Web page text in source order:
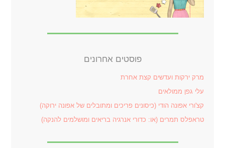
פוסטים אחרונים
מרק ירקות ועדשים קצת אחרת
עלי גפן ממולאים
קצ'ורי אפונה הודי (כיסונים פריכים ומתובלים של אפונה ירוקה)
טראפלס תמרים (או: כדורי אנרגיה בריאים ומושלמים להנקה)